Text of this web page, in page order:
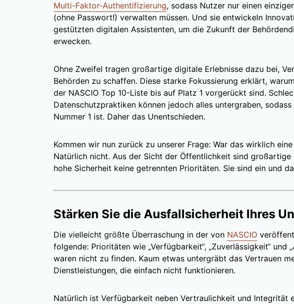
Multi-Faktor-Authentifizierung, sodass Nutzer nur einen
(ohne Passwort!) verwalten müssen. Und sie entwickeln
gestützten digitalen Assistenten, um die Zukunft der
erwecken.
Ohne Zweifel tragen großartige digitale Erlebnisse dazu bei,
Behörden zu schaffen. Diese starke Fokussierung erklärt,
der NASCIO Top 10-Liste bis auf Platz 1 vorgerückt sind.
Datenschutzpraktiken können jedoch alles untergraben,
Nummer 1 ist. Daher das Unentschieden.
Kommen wir nun zurück zu unserer Frage: War das wirklich
Natürlich nicht. Aus der Sicht der Öffentlichkeit sind großartige
hohe Sicherheit keine getrennten Prioritäten. Sie sind ein und
Stärken Sie die Ausfallsicherheit Ihres
Die vielleicht größte Überraschung in der von NASCIO
folgende: Prioritäten wie „Verfügbarkeit“, „Zuverlässigkeit“ und
waren nicht zu finden. Kaum etwas untergräbt das Vertrauen
Dienstleistungen, die einfach nicht funktionieren.
Natürlich ist Verfügbarkeit neben Vertraulichkeit und Integrität